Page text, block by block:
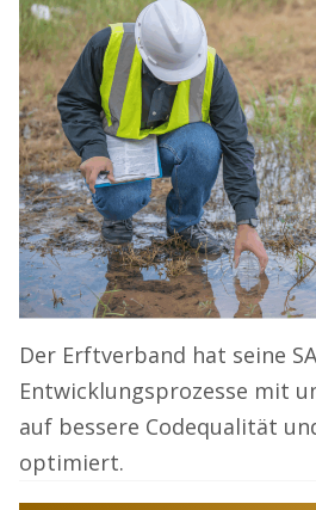
Der Erftverband hat seine
Entwicklungsprozesse mit
auf bessere Codequalität
optimiert.